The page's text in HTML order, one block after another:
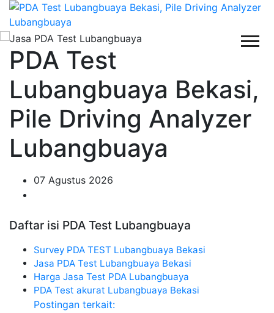
PDA Test
Lubangbuaya Bekasi,
Pile Driving Analyzer
Lubangbuaya
07 Agustus 2026
Daftar isi PDA Test Lubangbuaya
Survey PDA TEST Lubangbuaya Bekasi
Jasa PDA Test Lubangbuaya Bekasi
Harga Jasa Test PDA Lubangbuaya
PDA Test akurat Lubangbuaya Bekasi
Postingan terkait: